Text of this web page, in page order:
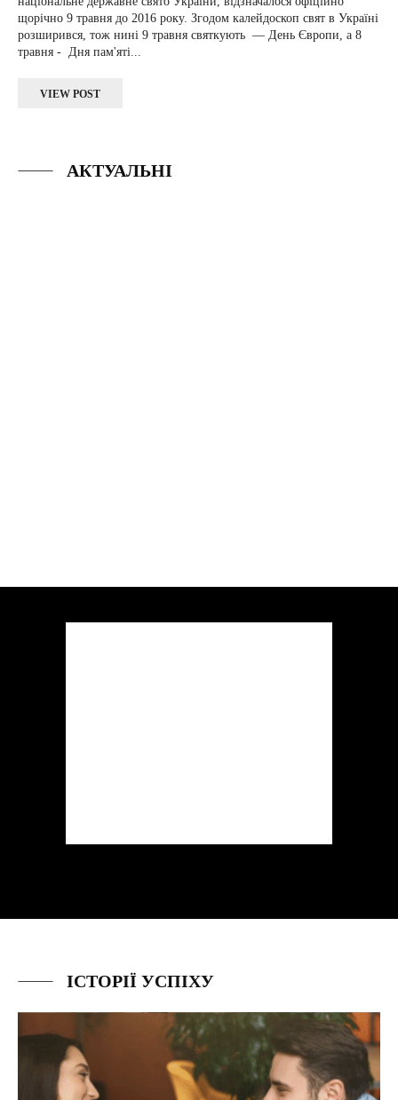
щорічно 9 травня до 2016 року. Згодом калейдоскоп свят в Україні
розширився, тож нині 9 травня святкують — День Європи, а 8
травня - Дня пам'яті...
VIEW POST
АКТУАЛЬНІ
ІСТОРІЇ УСПІХУ